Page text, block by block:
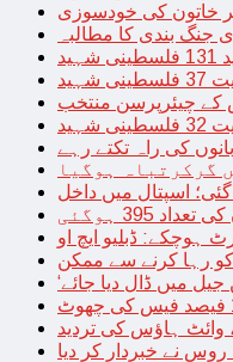
خاتون کی خودسوزی
جنگ بندی کا مطالبہ
کے چیئرپرسن منتخب
کی راہ تکتے رہے
گرکرتباہ ہوگیا
395 ہوگئی
ہوچکے: ڈبلیو ایچ او
کو رہا کرنے سے ممکن
وائٹ ہاؤس کی تردید
روس نے خبردار کر دیا